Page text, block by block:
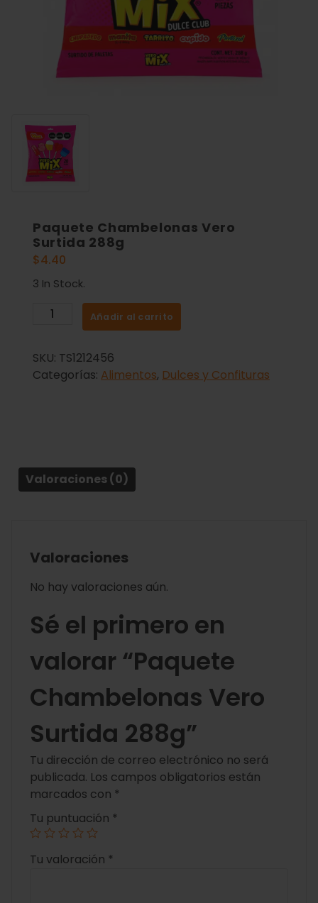
Paquete Chambelonas Vero
Surtida 288g
$4.40
3 In Stock.
Añadir al carrito
SKU: TS1212456
Categorías: Alimentos, Dulces y Confituras
Valoraciones (0)
Valoraciones
No hay valoraciones aún.
Sé el primero en
valorar “Paquete
Chambelonas Vero
Surtida 288g”
Tu dirección de correo electrónico no será
publicada. Los campos obligatorios están
marcados con *
Tu puntuación *
Tu valoración *